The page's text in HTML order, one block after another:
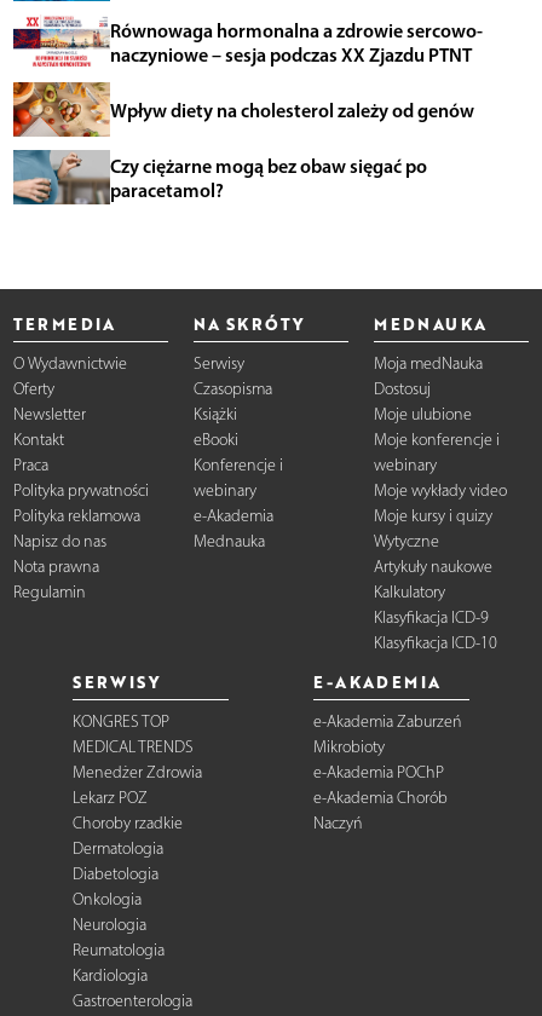
Równowaga hormonalna a zdrowie sercowo-
naczyniowe – sesja podczas XX Zjazdu PTNT
Wpływ diety na cholesterol zależy od genów
Czy ciężarne mogą bez obaw sięgać po
paracetamol?
TERMEDIA
O Wydawnictwie
Oferty
Newsletter
Kontakt
Praca
Polityka prywatności
Polityka reklamowa
Napisz do nas
Nota prawna
Regulamin
NA SKRÓTY
Serwisy
Czasopisma
Książki
eBooki
Konferencje i
webinary
e-Akademia
Mednauka
MEDNAUKA
Moja medNauka
Dostosuj
Moje ulubione
Moje konferencje i
webinary
Moje wykłady video
Moje kursy i quizy
Wytyczne
Artykuły naukowe
Kalkulatory
Klasyfikacja ICD-9
Klasyfikacja ICD-10
SERWISY
KONGRES TOP
MEDICAL TRENDS
Menedżer Zdrowia
Lekarz POZ
Choroby rzadkie
Dermatologia
Diabetologia
Onkologia
Neurologia
Reumatologia
Kardiologia
Gastroenterologia
E-AKADEMIA
e-Akademia Zaburzeń
Mikrobioty
e-Akademia POChP
e-Akademia Chorób
Naczyń